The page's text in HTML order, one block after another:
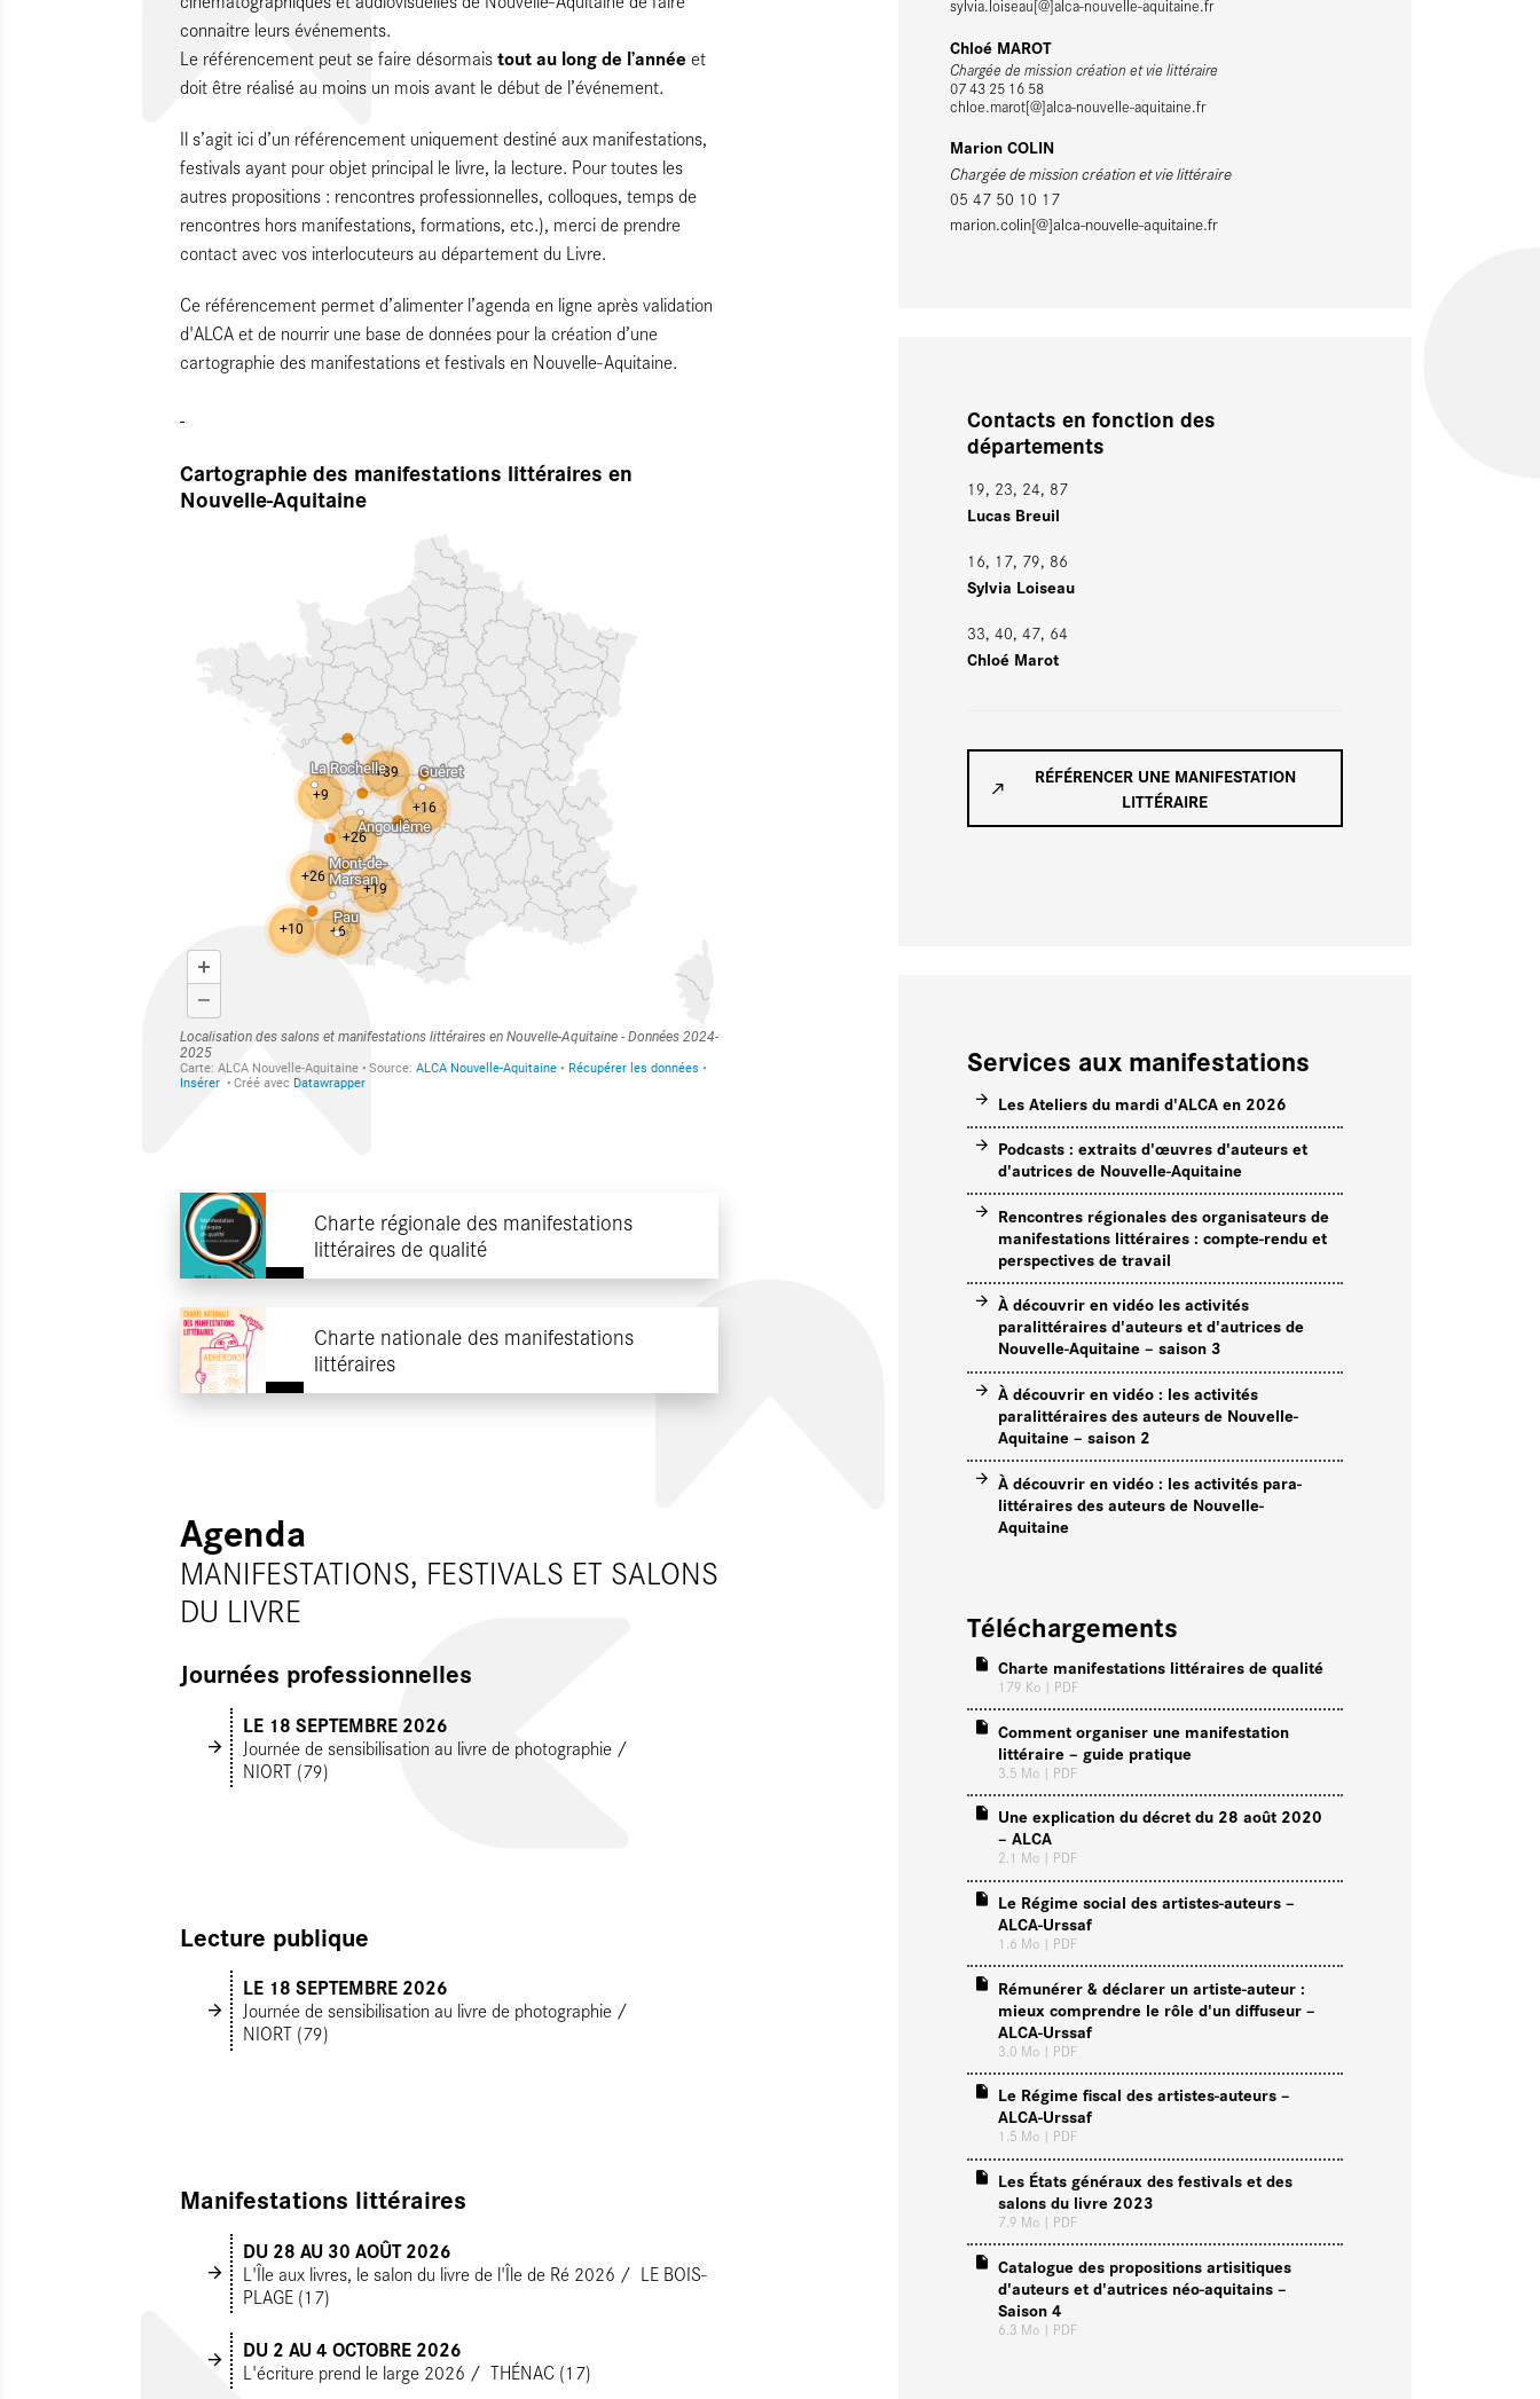
connaitre leurs événements.
Le référencement peut se faire désormaistout au long de l’année et
doit être réalisé au moins un mois avant le début de l’événement.
Il s’agit ici d’un référencement uniquement destiné aux manifestations,
festivals ayant pour objet principal le livre, la lecture. Pour toutes les
autres propositions : rencontres professionnelles, colloques, temps de
rencontres hors manifestations, formations, etc.), merci de prendre
contact avec vos interlocuteurs au département du Livre.
Ce référencement permet d’alimenter l’agenda en ligne après validation
d'ALCA et de nourrir une base de données pour la création d’une
cartographie des manifestations et festivals en Nouvelle-Aquitaine.
Cartographie des manifestations littéraires en
Nouvelle-Aquitaine
Charte régionale des manifestations
littéraires de qualité
Charte nationale des manifestations
littéraires
Agenda
MANIFESTATIONS, FESTIVALS ET SALONS
DU LIVRE
Journées professionnelles
LE 18 SEPTEMBRE 2026
Journée de sensibilisation au livre de photographie
NIORT (79)
Lecture publique
LE 18 SEPTEMBRE 2026
Journée de sensibilisation au livre de photographie
NIORT (79)
Manifestations littéraires
DU 28 AU 30 AOÛT 2026
L'Île aux livres, le salon du livre de l'Île de Ré 2026
LE BOIS-
PLAGE (17)
DU 2 AU 4 OCTOBRE 2026
L'écriture prend le large 2026 THÉNAC (17)
sylvia.loiseau[@]alca-nouvelle-aquitaine.fr
Chloé MAROT
Chargée de mission création et vie littéraire
07 43 25 16 58
chloe.marot[@]alca-nouvelle-aquitaine.fr
Marion COLIN
Chargée de mission création et vie littéraire
05 47 50 10 17
marion.colin[@]alca-nouvelle-aquitaine.fr
Contacts en fonction des
départements
19, 23, 24, 87
Lucas Breuil
16, 17, 79, 86
Sylvia Loiseau
33, 40, 47, 64
Chloé Marot
RÉFÉRENCER UNE MANIFESTATION
LITTÉRAIRE
Services aux manifestations
Les Ateliers du mardi d'ALCA en 2026
Podcasts : extraits d'œuvres d'auteurs et
d'autrices de Nouvelle-Aquitaine
Rencontres régionales des organisateurs de
manifestations littéraires : compte-rendu et
perspectives de travail
À découvrir en vidéo les activités
paralittéraires d'auteurs et d'autrices de
Nouvelle-Aquitaine – saison 3
À découvrir en vidéo : les activités
paralittéraires des auteurs de Nouvelle-
Aquitaine – saison 2
À découvrir en vidéo : les activités para-
littéraires des auteurs de Nouvelle-
Aquitaine
Téléchargements
Charte manifestations littéraires de qualité
179 Ko | PDF
Comment organiser une manifestation
littéraire – guide pratique
3.5 Mo | PDF
Une explication du décret du 28 août 2020
– ALCA
2.1 Mo | PDF
Le Régime social des artistes-auteurs –
ALCA-Urssaf
1.6 Mo | PDF
Rémunérer & déclarer un artiste-auteur :
mieux comprendre le rôle d'un diffuseur –
ALCA-Urssaf
3.0 Mo | PDF
Le Régime fiscal des artistes-auteurs –
ALCA-Urssaf
1.5 Mo | PDF
Les États généraux des festivals et des
salons du livre 2023
7.9 Mo | PDF
Catalogue des propositions artisitiques
d'auteurs et d'autrices néo-aquitains –
Saison 4
6.3 Mo | PDF